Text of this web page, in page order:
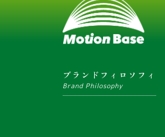
ブランドフィロソフィ
Brand Philosophy